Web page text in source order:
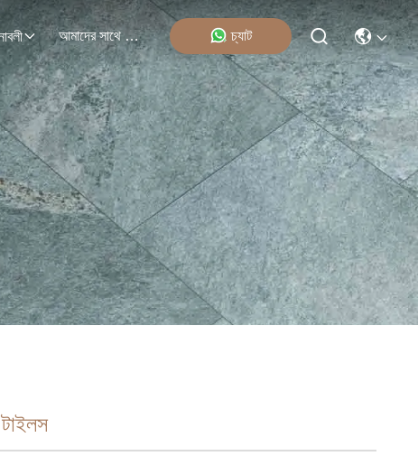
আমাদের সাথে যোগাযোগ চ্যাট
টাইলস